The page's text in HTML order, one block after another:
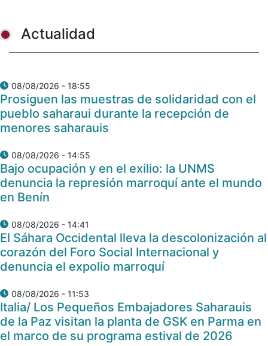
Actualidad
08/08/2026 - 18:55
Prosiguen las muestras de solidaridad con el
pueblo saharaui durante la recepción de
menores saharauis
08/08/2026 - 14:55
Bajo ocupación y en el exilio: la UNMS
denuncia la represión marroquí ante el mundo
en Benín
08/08/2026 - 14:41
El Sáhara Occidental lleva la descolonización al
corazón del Foro Social Internacional y
denuncia el expolio marroquí
08/08/2026 - 11:53
Italia/ Los Pequeños Embajadores Saharauis
de la Paz visitan la planta de GSK en Parma en
el marco de su programa estival de 2026